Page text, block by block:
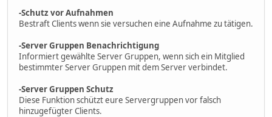
-Schutz vor Aufnahmen
Bestraft Clients wenn sie versuchen eine Aufnahme zu tätigen.
-Server Gruppen Benachrichtigung
Informiert gewählte Server Gruppen, wenn sich ein Mitglied
bestimmter Server Gruppen mit dem Server verbindet.
-Server Gruppen Schutz
Diese Funktion schützt eure Servergruppen vor falsch
hinzugefügter Clients.